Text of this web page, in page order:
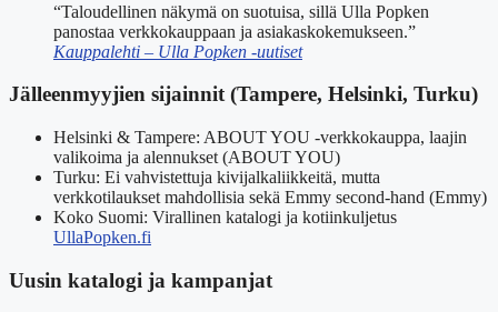
“Taloudellinen näkymä on suotuisa, sillä Ulla Popken
panostaa verkkokauppaan ja asiakaskokemukseen.”
Kauppalehti – Ulla Popken -uutiset
Jälleenmyyjien sijainnit (Tampere, Helsinki, Turku)
Helsinki & Tampere: ABOUT YOU -verkkokauppa, laajin
valikoima ja alennukset (ABOUT YOU)
Turku: Ei vahvistettuja kivijalkaliikkeitä, mutta
verkkotilaukset mahdollisia sekä Emmy second-hand (Emmy)
Koko Suomi: Virallinen katalogi ja kotiinkuljetus
UllaPopken.fi
Uusin katalogi ja kampanjat